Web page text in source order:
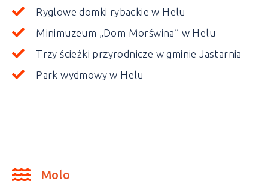
Ryglowe domki rybackie w Helu
Minimuzeum „Dom Morświna” w Helu
Trzy ścieżki przyrodnicze w gminie Jastarnia
Park wydmowy w Helu
Molo